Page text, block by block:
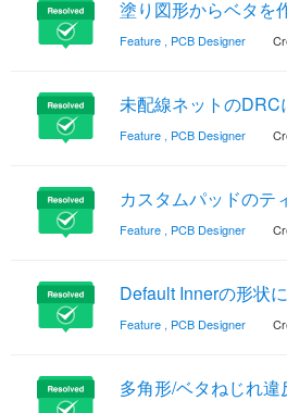
塗り図形からベタを
Feature , PCB Designer
未配線ネットのDRC
Feature , PCB Designer
カスタムパッドのテ
Feature , PCB Designer
Default Innerの形状
Feature , PCB Designer
多角形/ベタねじれ違